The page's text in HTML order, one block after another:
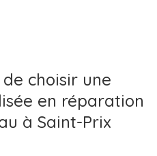
choisir une
en réparation
à Saint-Prix